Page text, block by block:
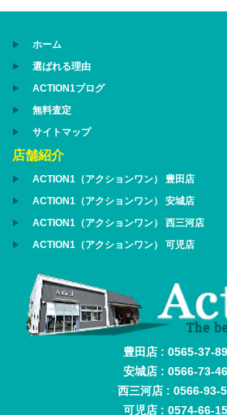
ホーム
選ばれる理由
ACTION1ブログ
無料査定
サイトマップ
店舗紹介
ACTION1（アクションワン） 豊田店
ACTION1（アクションワン） 安城店
ACTION1（アクションワン） 西三河店
ACTION1（アクションワン） 可児店
豊田店 : 0565-37-
安城店 : 0566-73-
西三河店 : 0566-93-
可児店 : 0574-66-